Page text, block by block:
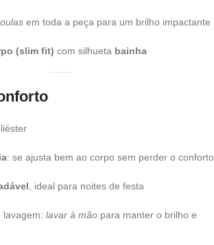
em toda a peça para um brilho impactante
(slim fit) com silhueta bainha
: se ajusta bem ao corpo sem perder o conforto
, ideal para noites de festa
lavagem: lavar à mão para manter o brilho e